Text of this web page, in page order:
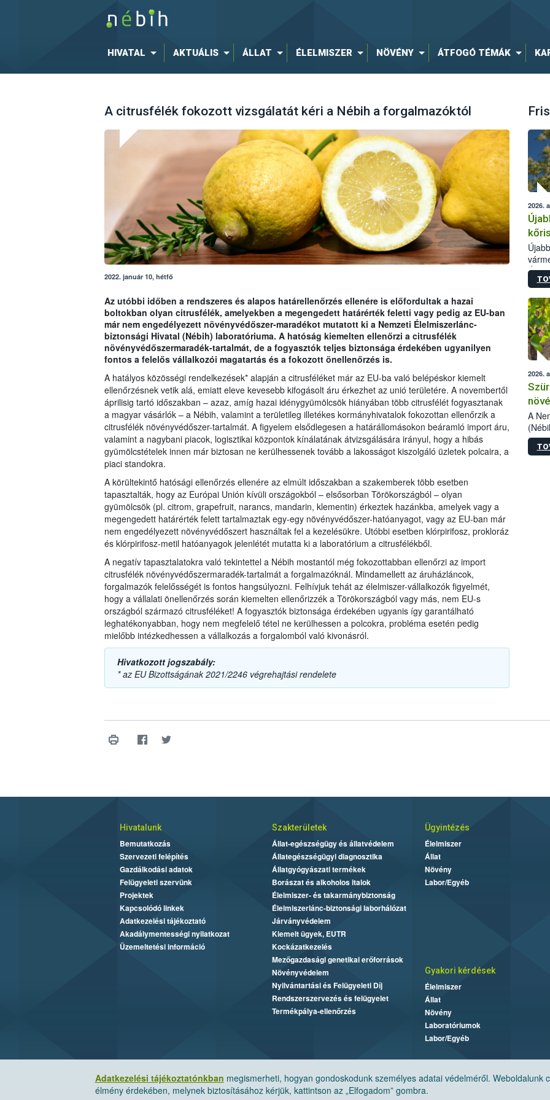
HIVATAL AKTUÁLIS ÁLLAT ÉLELMISZER NÖVÉNY ÁTFOGÓ TÉMÁK
A citrusfélék fokozott vizsgálatát kéri a Nébih a forgalmazóktól
2022. január 10, hétfő
Az utóbbi időben a rendszeres és alapos határellenőrzés ellenére is előfordultak a hazai
boltokban olyan citrusfélék, amelyekben a megengedett határérték feletti vagy pedig az EU-ban
már nem engedélyezett növényvédőszer-maradékot mutatott ki a Nemzeti Élelmiszerlánc-
biztonsági Hivatal (Nébih) laboratóriuma. A hatóság kiemelten ellenőrzi a citrusfélék
növényvédőszermaradék-tartalmát, de a fogyasztók teljes biztonsága érdekében ugyanilyen
fontos a felelős vállalkozói magatartás és a fokozott önellenőrzés is.
A hatályos közösségi rendelkezések* alapján a citrusféléket már az EU-ba való belépéskor kiemelt
ellenőrzésnek vetik alá, emiatt eleve kevesebb kifogásolt áru érkezhet az unió területére. A novembertől
áprilisig tartó időszakban – azaz, amíg hazai idénygyümölcsök hiányában több citrusfélét fogyasztanak
a magyar vásárlók – a Nébih, valamint a területileg illetékes kormányhivatalok fokozottan ellenőrzik a
citrusfélék növényvédőszer-tartalmát. A figyelem elsődlegesen a határállomásokon beáramló import áru,
valamint a nagybani piacok, logisztikai központok kínálatának átvizsgálására irányul, hogy a hibás
gyümölcstételek innen már biztosan ne kerülhessenek tovább a lakosságot kiszolgáló üzletek polcaira, a
piaci standokra.
A körültekintő hatósági ellenőrzés ellenére az elmúlt időszakban a szakemberek több esetben
tapasztalták, hogy az Európai Unión kívüli országokból – elsősorban Törökországból – olyan
gyümölcsök (pl. citrom, grapefruit, narancs, mandarin, klementin) érkeztek hazánkba, amelyek vagy a
megengedett határérték felett tartalmaztak egy-egy növényvédőszer-hatóanyagot, vagy az EU-ban már
nem engedélyezett növényvédőszert használtak fel a kezelésükre. Utóbbi esetben klórpirifosz, prokloráz
és klórpirifosz-metil hatóanyagok jelenlétét mutatta ki a laboratórium a citrusfélékből.
A negatív tapasztalatokra való tekintettel a Nébih mostantól még fokozottabban ellenőrzi az import
citrusfélék növényvédőszermaradék-tartalmát a forgalmazóknál. Mindamellett az áruházláncok,
forgalmazók felelősségét is fontos hangsúlyozni. Felhívjuk tehát az élelmiszer-vállalkozók figyelmét,
hogy a vállalati önellenőrzés során kiemelten ellenőrizzék a Törökországból vagy más, nem EU-s
országból származó citrusféléket! A fogyasztók biztonsága érdekében ugyanis így garantálható
leghatékonyabban, hogy nem megfelelő tétel ne kerülhessen a polcokra, probléma esetén pedig
mielőbb intézkedhessen a vállalkozás a forgalomból való kivonásról.
Hivatkozott jogszabály:
* az EU Bizottságának 2021/2246 végrehajtási rendelete
2026.
2026.
A
Adatkezelési tájékoztatónkban megismerheti, hogyan gondoskodunk személyes adatai védelméről. Weboldalunk
élmény érdekében, melynek biztosításához kérjük, kattintson az „Elfogadom” gombra.
Hivatalunk
Bemutatkozás
Szervezeti felépítés
Gazdálkodási adatok
Felügyeleti szervünk
Projektek
Kapcsolódó linkek
Adatkezelési tájékoztató
Akadálymentességi nyilatkozat
Üzemeltetési információ
Szakterületek
Állat-egészségügy és állatvédelem
Állategészségügyi diagnosztika
Állatgyógyászati termékek
Borászat és alkoholos italok
Élelmiszer- és takarmánybiztonság
Élelmiszerlánc-biztonsági laborhálózat
Járványvédelem
Kiemelt ügyek, EUTR
Kockázatkezelés
Mezőgazdasági genetikai erőforrások
Növényvédelem
Nyilvántartási és Felügyeleti Díj
Rendszerszervezés és felügyelet
Termékpálya-ellenőrzés
Ügyintézés
Élelmiszer
Állat
Növény
Labor/Egyéb
Gyakori kérdések
Élelmiszer
Állat
Növény
Laboratóriumok
Labor/Egyéb